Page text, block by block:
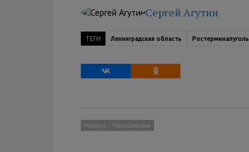
Сергей Агутин
ТЕГИ Ленинградская область Ростерминалуголь
Новости Происшествия